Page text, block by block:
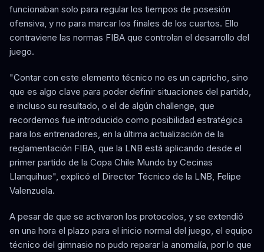
funcionaban solo para regular los tiempos de posesión
ofensiva, y no para marcar los finales de los cuartos. Ello
contraviene las normas FIBA que controlan el desarrollo del
juego.
"Contar con este elemento técnico no es un capricho, sino
que es algo clave para poder definir situaciones del partido,
e incluso su resultado, o el de algún challenge, que
recordemos fue introducido como posibilidad estratégica
para los entrenadores, en la última actualización de la
reglamentación FIBA, que la LNB está aplicando desde el
primer partido de la Copa Chile Mundo by Cecinas
Llanquihue", explicó el Director Técnico de la LNB, Felipe
Valenzuela.
A pesar de que se activaron los protocolos, y se extendió
en una hora el plazo para el inicio normal del juego, el equipo
técnico del gimnasio no pudo reparar la anomalía, por lo que